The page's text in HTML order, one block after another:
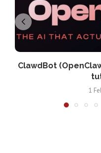
ClawdBot
1